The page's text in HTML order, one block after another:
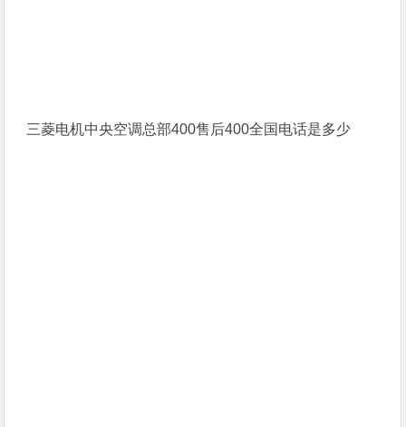
三菱电机中央空调总部400售后400全国电话是多少